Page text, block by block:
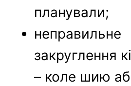
планували;
неправильне
закруглення
– коле шию